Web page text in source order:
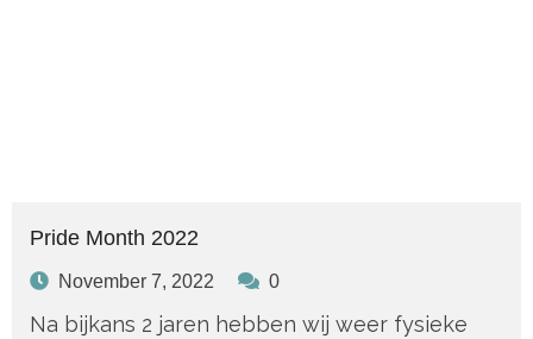
Pride Month 2022
November 7, 2022 0
Na bijkans 2 jaren hebben wij weer fysieke